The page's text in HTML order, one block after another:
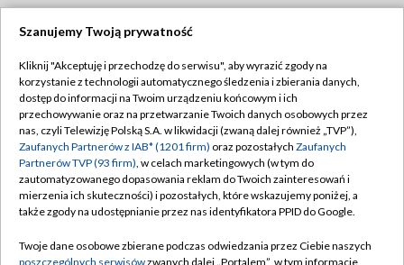
TVP
Abonament TVP
Emisja w TVP
Centrum informacji TVP
Naziemna Telewizja Cyfrowa
Rada Programowa
Regulamin TVP
Polityka prywatności
Moje zgody
Pomoc
Szanujemy Twoją prywatność
Kliknij "Akceptuję i przechodzę do serwisu", aby wyrazić zgody na
korzystanie z technologii automatycznego śledzenia i zbierania danych,
dostęp do informacji na Twoim urządzeniu końcowym i ich
przechowywanie oraz na przetwarzanie Twoich danych osobowych przez
nas, czyli Telewizję Polską S.A. w likwidacji (zwaną dalej również „TVP”),
Zaufanych Partnerów z IAB* (1201 firm) oraz pozostałych Zaufanych
Partnerów TVP (93 firm), w celach marketingowych (w tym do
zautomatyzowanego dopasowania reklam do Twoich zainteresowań i
mierzenia ich skuteczności) i pozostałych, które wskazujemy poniżej, a
także zgody na udostępnianie przez nas identyfikatora PPID do Google.
Twoje dane osobowe zbierane podczas odwiedzania przez Ciebie naszych
poszczególnych serwisówzwanych dalej „Portalem”, w tym informacje